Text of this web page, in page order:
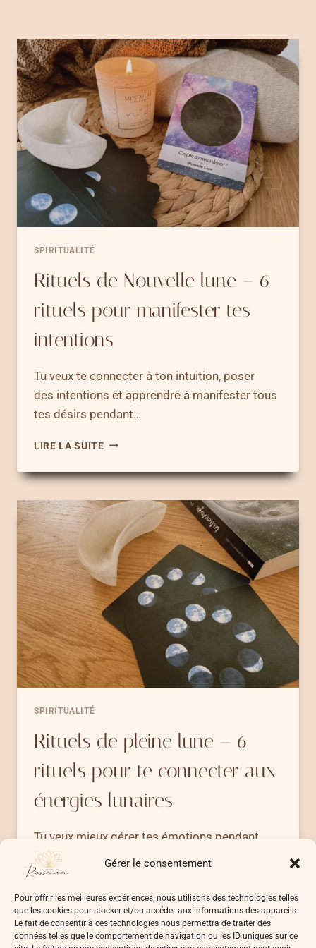
Gérer le consentement
Pour offrir les meilleures expériences, nous utilisons des technologies telles
que les cookies pour stocker et/ou accéder aux informations des appareils.
Le fait de consentir à ces technologies nous permettra de traiter des
données telles que le comportement de navigation ou les ID uniques sur ce
SPIRITUALITÉ
Rituels de Nouvelle lune – 6
rituels pour manifester tes
intentions
Tu veux te connecter à ton intuition, poser
des intentions et apprendre à manifester tous
tes désirs pendant…
LIRE LA SUITERITUELS
NOUVELLE
–
RITUELS
POUR
MANIFESTER
TES
INTENTIONS
SPIRITUALITÉ
Rituels de pleine lune – 6
rituels pour te connecter aux
énergies lunaires
Tu veux mieux gérer tes émotions pendant
la pleine lune? Mieux comprendre
les énergies…
LIRE LA SUITERITUELS
DE
PLEINE